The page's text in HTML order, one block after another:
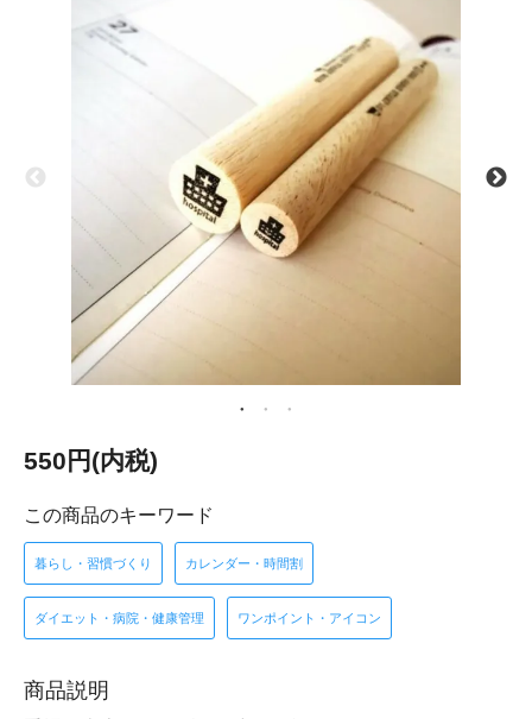
550円(内税)
この商品のキーワード
暮らし・習慣づくり カレンダー・時間割
ダイエット・病院・健康管理 ワンポイント・アイコン
商品説明